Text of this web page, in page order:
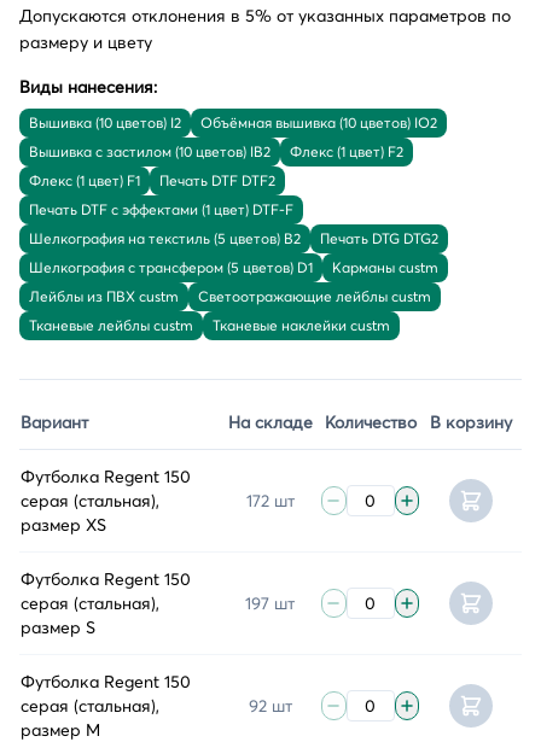
Допускаются отклонения в 5% от указанных параметров по
размеру и цвету
Виды нанесения:
Вышивка (10 цветов) I2
Объёмная вышивка (10 цветов) IO2
Вышивка с застилом (10 цветов) IB2
Флекс (1 цвет) F2
Флекс (1 цвет) F1
Печать DTF DTF2
Печать DTF с эффектами (1 цвет) DTF-F
Шелкография на текстиль (5 цветов) B2
Печать DTG DTG2
Шелкография с трансфером (5 цветов) D1
Карманы custm
Лейблы из ПВХ custm
Светоотражающие лейблы custm
Тканевые лейблы custm
Тканевые наклейки custm
Вариант На складе Количество В корзину
Футболка Regent 150
серая (стальная),
размер XS
172 шт
Футболка Regent 150
серая (стальная),
размер S
197 шт
Футболка Regent 150
серая (стальная),
размер M
92 шт